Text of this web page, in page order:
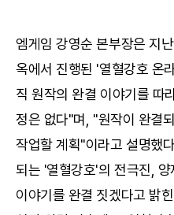
엠게임 강영순 본부장은 지
옥에서 진행된 '열혈강호 온
직 원작의 완결 이야기를 따
정은 없다"며, "원작이 완결
작업할 계획"이라고 설명했
되는 '열혈강호'의 전극진,
이야기를 완결 짓겠다고 밝